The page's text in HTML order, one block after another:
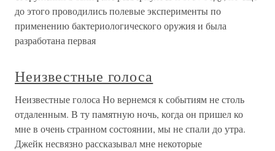
до этого проводились полевые эксперименты по
применению бактериологического оружия и была
разработана первая
Неизвестные голоса
Неизвестные голоса Но вернемся к событиям не столь
отдаленным. В ту памятную ночь, когда он пришел ко
мне в очень странном состоянии, мы не спали до утра.
Джейк несвязно рассказывал мне некоторые